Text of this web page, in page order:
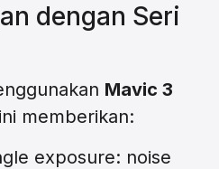
dengan Seri
Mavic 3
memberikan:
exposure: noise